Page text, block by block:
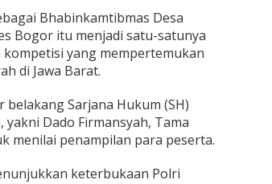
Bhabinkamtibmas Desa
Bogor itu menjadi satu-satunya
yang mempertemukan
di Jawa Barat.
Sarjana Hukum (SH)
Dado Firmansyah, Tama
menilai penampilan para peserta.
keterbukaan Polri